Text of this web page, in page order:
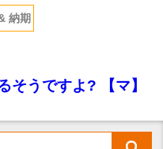
納期
そうですよ? 【マ】